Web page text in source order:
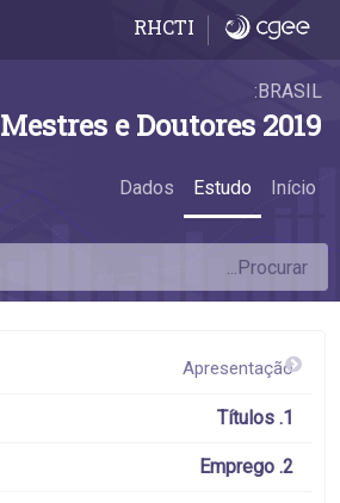
5.3 Setores de emprego - 5.3 Setores de emprego
RHCTI
BRASIL:
Mestres e Doutores 2019
Início
Estudo
Dados
Apresentação
1. Títulos
2. Emprego